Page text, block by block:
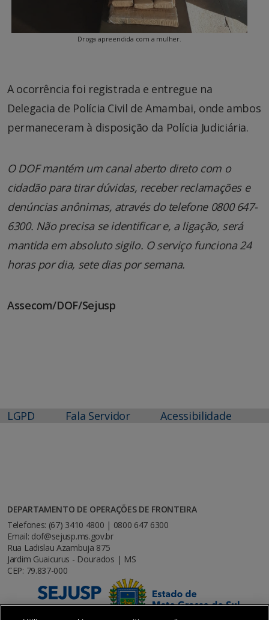
Droga apreendida com a mulher.
A ocorrência foi registrada e entregue na
Delegacia de Polícia Civil de Amambai, onde ambos
permaneceram à disposição da Polícia Judiciária.
O DOF mantém um canal aberto direto com o
cidadão para tirar dúvidas, receber reclamações e
denúncias anônimas, através do telefone 0800 647-
6300. Não precisa se identificar e, a ligação, será
mantida em absoluto sigilo. O serviço funciona 24
horas por dia, sete dias por semana.
Assecom/DOF/Sejusp
LGPD Fala Servidor Acessibilidade
DEPARTAMENTO DE OPERAÇÕES DE FRONTEIRA
Telefones: (67) 3410 4800 | 0800 647 6300
Email: dof@sejusp.ms.gov.br
Rua Ladislau Azambuja 875
Jardim Guaicurus - Dourados | MS
CEP: 79.837-000